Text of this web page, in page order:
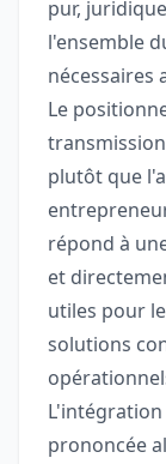
pur,
l'ensemble
nécessaires
Le
plutôt que
répond à
et
utiles pour
solutions
prononcée